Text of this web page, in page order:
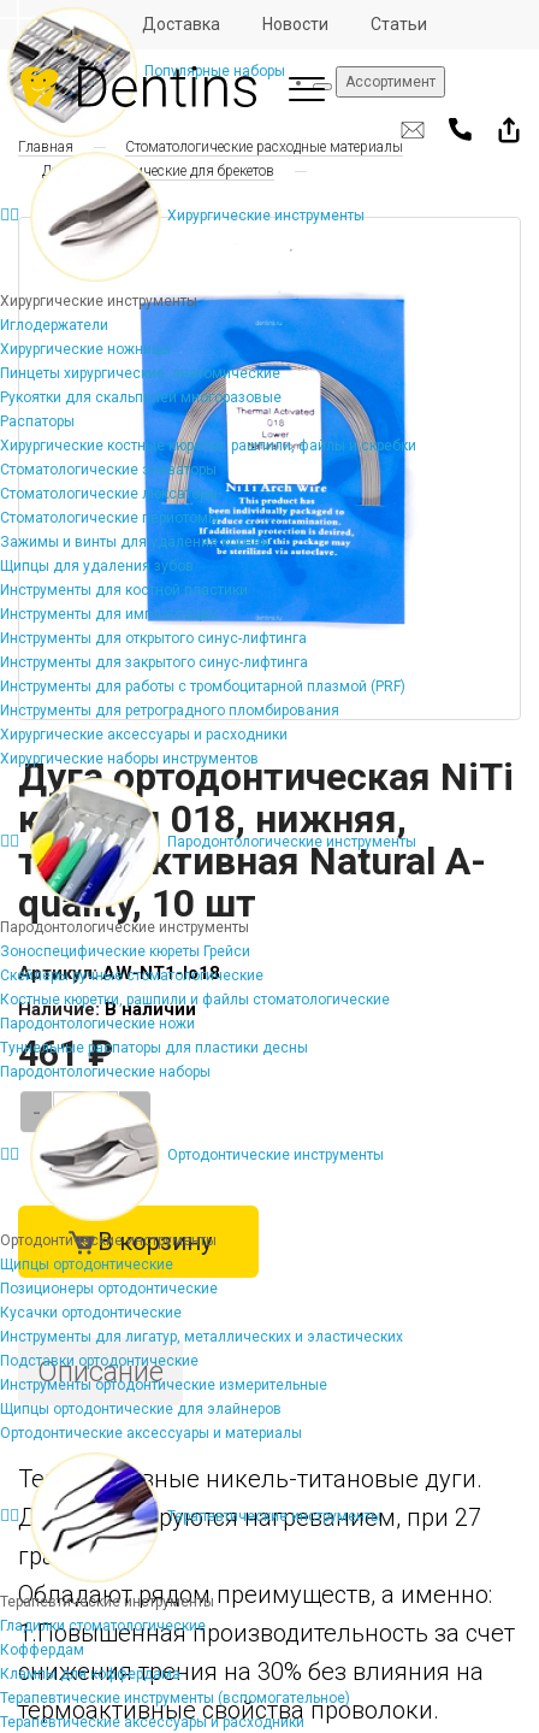
Отзывы Доставка Новости Статьи
Ассортимент
Популярные наборы
Хирургические инструменты
Хирургические инструменты
Иглодержатели
Хирургические ножницы
Пинцеты хирургические, анатомические
Рукоятки для скальпелей многоразовые
Распаторы
Хирургические костные кюретки, рашпили, файлы и скребки
Стоматологические элеваторы
Стоматологические люксаторы
Стоматологические периотомы
Зажимы и винты для удаления корней
Щипцы для удаления зубов
Инструменты для костной пластики
Инструменты для имплантации
Инструменты для открытого синус-лифтинга
Инструменты для закрытого синус-лифтинга
Инструменты для работы с тромбоцитарной плазмой (PRF)
Инструменты для ретроградного пломбирования
Хирургические аксессуары и расходники
Хирургические наборы инструментов
Пародонтологические инструменты
Пародонтологические инструменты
Зоноспецифические кюреты Грейси
Скейлеры ручные стоматологические
Костные кюретки, рашпили и файлы стоматологические
Пародонтологические ножи
Туннельные распаторы для пластики десны
Пародонтологические наборы
Ортодонтические инструменты
Ортодонтические инструменты
Щипцы ортодонтические
Позиционеры ортодонтические
Кусачки ортодонтические
Инструменты для лигатур, металлических и эластических
Подставки ортодонтические
Инструменты ортодонтические измерительные
Щипцы ортодонтические для элайнеров
Ортодонтические аксессуары и материалы
Терапевтические инструменты
Терапевтические инструменты
Гладилки стоматологические
Коффердам
Клампы для коффердама
Терапевтические инструменты (вспомогательное)
Терапевтические аксессуары и расходники
Главная
Стоматологические расходные материалы
Дуги ортодонтические для брекетов
Дуга ортодонтическая NiTi
круглая 018, нижняя,
термоактивная Natural A-
quality, 10 шт
Артикул:AW-NT1-lo18
Наличие:В наличии
461 ₽
- +
В корзину
Описание
Термоактивные никель-титановые дуги.
Дуги активируются нагреванием, при 27
градусах..
Обладают рядом преимуществ, а именно:
1.Повышенная производительность за счет
снижения трения на 30% без влияния на
термоактивные свойства проволоки.